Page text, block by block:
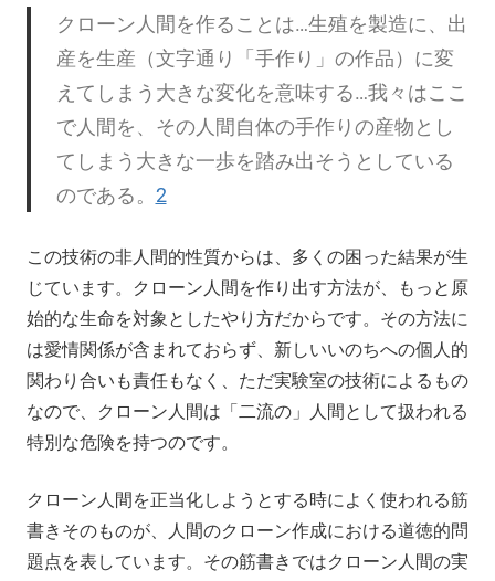
クローン人間を作ることは…生殖を製造に、出
産を生産（文字通り「手作り」の作品）に変
えてしまう大きな変化を意味する…我々はここ
で人間を、その人間自体の手作りの産物とし
てしまう大きな一歩を踏み出そうとしている
のである。 2
この技術の非人間的性質からは、多くの困った結果が生
じています。クローン人間を作り出す方法が、もっと原
始的な生命を対象としたやり方だからです。その方法に
は愛情関係が含まれておらず、新しいいのちへの個人的
関わり合いも責任もなく、ただ実験室の技術によるもの
なので、クローン人間は「二流の」人間として扱われる
特別な危険を持つのです。
クローン人間を正当化しようとする時によく使われる筋
書きそのものが、人間のクローン作成における道徳的問
題点を表しています。その筋書きではクローン人間の実